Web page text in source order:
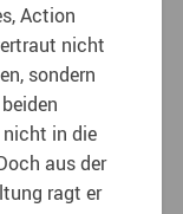
Action
nicht
sondern
nicht in die
aus der
ragt er